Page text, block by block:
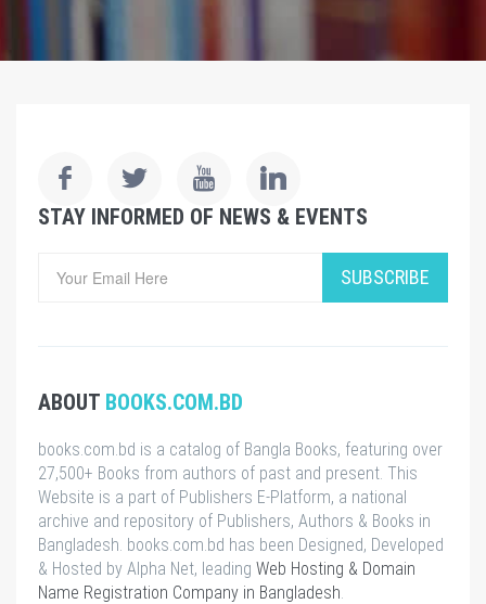
STAY INFORMED OF NEWS & EVENTS
SUBSCRIBE
ABOUT BOOKS.COM.BD
books.com.bd is a catalog of Bangla Books, featuring over
27,500+ Books from authors of past and present. This
Website is a part of Publishers E-Platform, a national
archive and repository of Publishers, Authors & Books in
Bangladesh. books.com.bd has been Designed, Developed
& Hosted by Alpha Net, leading Web Hosting & Domain
Name Registration Company in Bangladesh